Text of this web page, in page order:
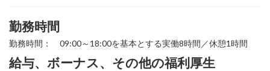
勤務時間
勤務時間： 09:00～18:00を基本とする実働8時間／休憩1時間
給与、ボーナス、その他の福利厚生